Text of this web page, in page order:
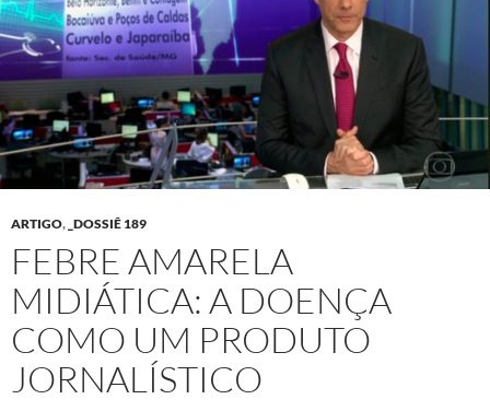
ARTIGO, _DOSSIÊ 189
FEBRE AMARELA
MIDIÁTICA: A DOENÇA
COMO UM PRODUTO
JORNALÍSTICO